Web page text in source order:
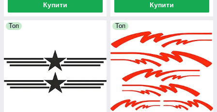
Купити Купити
Топ Топ